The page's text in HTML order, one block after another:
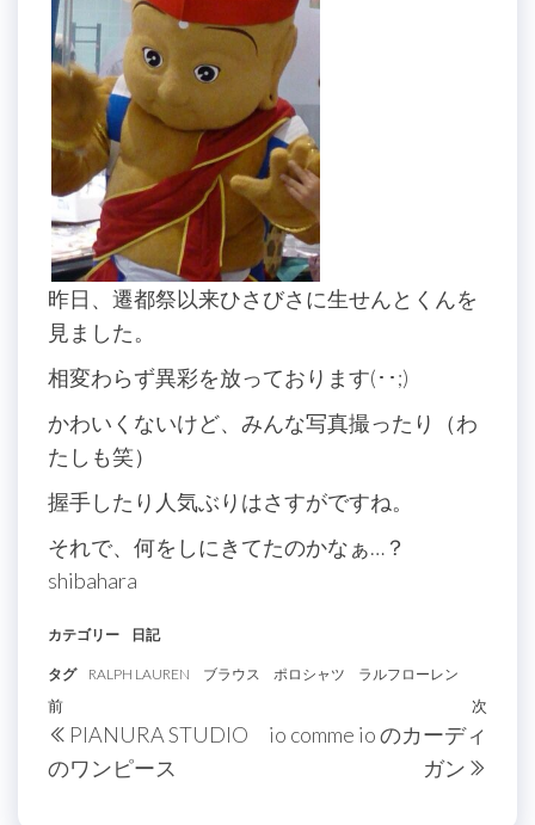
昨日、遷都祭以来ひさびさに生せんとくんを
見ました。
相変わらず異彩を放っております(･･;)
かわいくないけど、みんな写真撮ったり（わ
たしも笑）
握手したり人気ぶりはさすがですね。
それで、何をしにきてたのかなぁ…？
shibahara
カテゴリー 日記
タグ RALPH LAUREN ブラウス ポロシャツ ラルフローレン
投
稿
ナ
過
去
の
前
PIANURA STUDIO
のワンピース
次
次
io comme io のカーディ
ガン